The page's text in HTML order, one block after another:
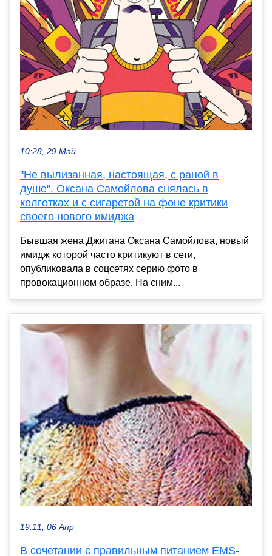
10:28, 29 Май
"Не вылизанная, настоящая, с раной в
душе". Оксана Самойлова снялась в
колготках и с сигаретой на фоне критики
своего нового имиджа
Бывшая жена Джигана Оксана Самойлова, новый
имидж которой часто критикуют в сети,
опубликовала в соцсетях серию фото в
провокационном образе. На сним...
19:11, 06 Апр
В сочетании с правильным питанием EMS-